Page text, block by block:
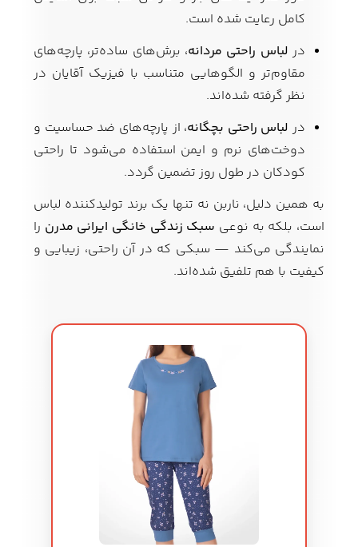
کامل رعایت شده است.
در لباس راحتی مردانه، برش‌های ساده‌تر، پارچه‌های
مقاوم‌تر و الگوهایی متناسب با فیزیک آقایان در
نظر گرفته شده‌اند.
در لباس راحتی بچگانه، از پارچه‌های ضد حساسیت و
دوخت‌های نرم و ایمن استفاده می‌شود تا راحتی
کودکان در طول روز تضمین گردد.
به همین دلیل، ناربن نه تنها یک برند تولیدکننده لباس
است، بلکه به نوعی سبک زندگی خانگی ایرانی مدرن را
نمایندگی می‌کند — سبکی که در آن راحتی، زیبایی و
کیفیت با هم تلفیق شده‌اند.